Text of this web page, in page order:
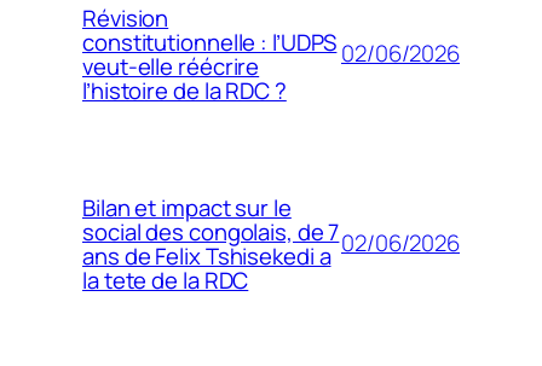
Révision
constitutionnelle : l’UDPS
veut-elle réécrire
l’histoire de la RDC ?
02/06/2026
Bilan et impact sur le
social des congolais, de 7
ans de Felix Tshisekedi a
la tete de la RDC
02/06/2026